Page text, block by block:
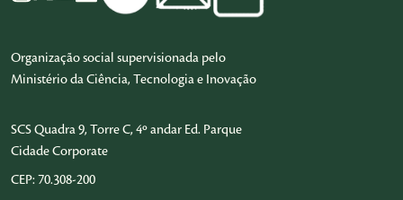
Organização social supervisionada pelo
Ministério da Ciência, Tecnologia e Inovação
SCS Quadra 9, Torre C, 4º andar Ed. Parque
Cidade Corporate
CEP: 70.308-200